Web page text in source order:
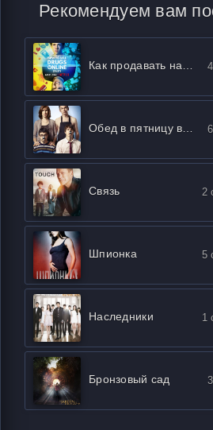
Рекомендуем вам
Связь 2
Шпионка 5
Наследники 1
Бронзовый сад